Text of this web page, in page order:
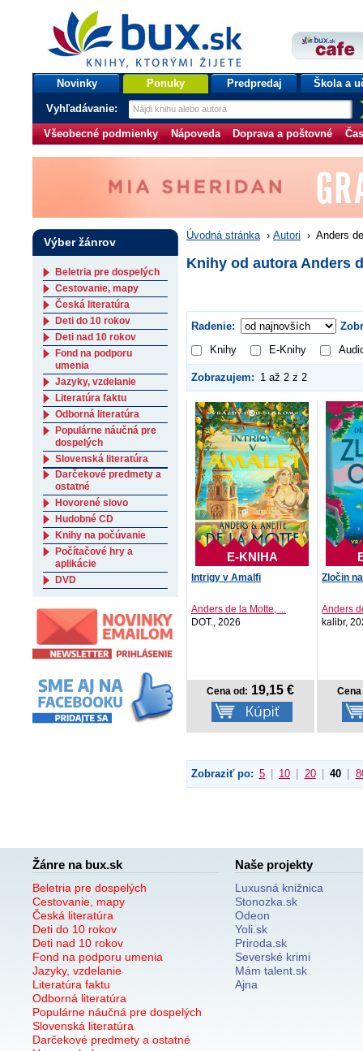
bux.sk
knihy, ktorými žijete
Úvodná stránka
Novinky Ponuky Predpredaj Škola a
Vyhľadávanie:
Všeobecné podmienky Nápoveda Doprava a poštovné
Úvodná stránka › Autori › Anders
Knihy od autora Anders
Radenie:
Knihy
E-Knihy
Zobrazujem: 1 až 2 z 2
E-KNIHA
Intrigy v Amalfi
Anders de la Motte, ...
DOT., 2026
Cena od: 19,15 €
Zločin
Anders
kalibr,
Zobraziť po: 5 10 20 40
Výber žánrov
Beletria pre dospelých
Cestovanie, mapy
Česká literatúra
Deti do 10 rokov
Deti nad 10 rokov
Fond na podporu
umenia
Jazyky, vzdelanie
Literatúra faktu
Odborná literatúra
Populárne náučná pre
dospelých
Slovenská literatúra
Darčekové predmety a
ostatné
Hovorené slovo
Hudobné CD
Knihy na počúvanie
Počítačové hry a
aplikácie
DVD
Žánre na bux.sk
Beletria pre dospelých
Cestovanie, mapy
Česká literatúra
Deti do 10 rokov
Deti nad 10 rokov
Fond na podporu umenia
Jazyky, vzdelanie
Literatúra faktu
Odborná literatúra
Populárne náučná pre dospelých
Slovenská literatúra
Darčekové predmety a ostatné
Naše projekty
Luxusná knižnica
Stonozka.sk
Odeon
Yoli.sk
Priroda.sk
Severské krimi
Mám talent.sk
Ajna